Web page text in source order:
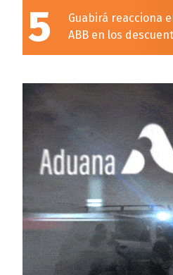
5
Guabirá reacciona
ABB en los